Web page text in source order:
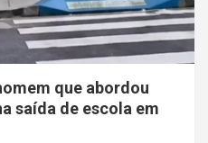
que abordou
saída de escola em